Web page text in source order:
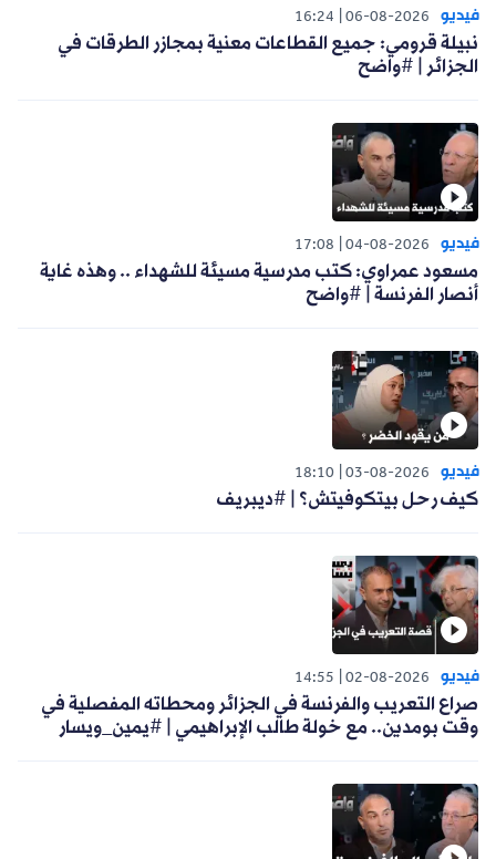
فيديو 06-08-2026
16:24
نبيلة قرومي: جميع القطاعات معنية بمجازر الطرقات في
الجزائر | #واضح
فيديو 04-08-2026
17:08
مسعود عمراوي: كتب مدرسية مسيئة للشهداء .. وهذه غاية
أنصار الفرنسة | #واضح
فيديو 03-08-2026
18:10
كيف رحل بيتكوفيتش؟ | #ديبريف
فيديو 02-08-2026
14:55
صراع التعريب والفرنسة في الجزائر ومحطاته المفصلية في
وقت بومدين.. مع خولة طالب الإبراهيمي | #يمين_ويسار